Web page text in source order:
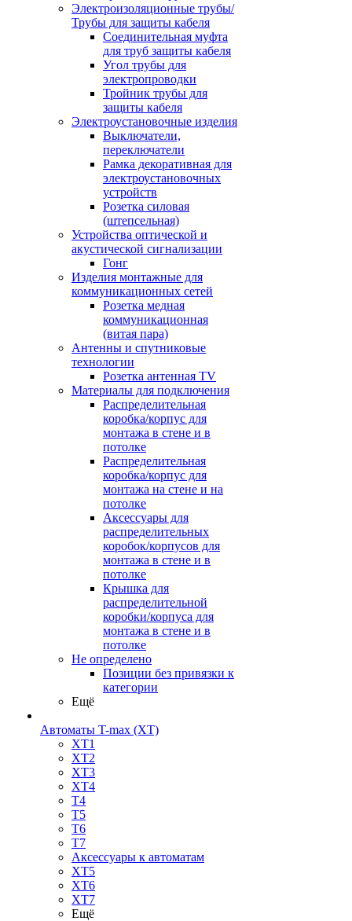
Электроизоляционные трубы/
Трубы для защиты кабеля
Соединительная муфта
для труб защиты кабеля
Угол трубы для
электропроводки
Тройник трубы для
защиты кабеля
Электроустановочные изделия
Выключатели,
переключатели
Рамка декоративная для
электроустановочных
устройств
Розетка силовая
(штепсельная)
Устройства оптической и
акустической сигнализации
Гонг
Изделия монтажные для
коммуникационных сетей
Розетка медная
коммуникационная
(витая пара)
Антенны и спутниковые
технологии
Розетка антенная TV
Материалы для подключения
Распределительная
коробка/корпус для
монтажа в стене и в
потолке
Распределительная
коробка/корпус для
монтажа на стене и на
потолке
Аксессуары для
распределительных
коробок/корпусов для
монтажа в стене и в
потолке
Крышка для
распределительной
коробки/корпуса для
монтажа в стене и в
потолке
Не определено
Позиции без привязки к
категории
Ещё
Автоматы T-max (XT)
XT1
XT2
XT3
XT4
T4
T5
T6
T7
Аксессуары к автоматам
XT5
XT6
XT7
Ещё